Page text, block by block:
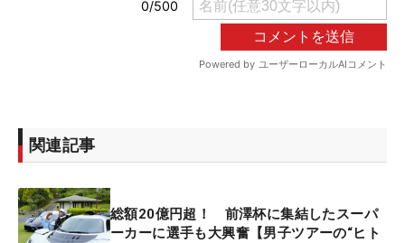
関連記事
総額20億円超！ 前澤杯に集結したスーパ
ーカーに選手も大興奮【男子ツアーの“ヒト